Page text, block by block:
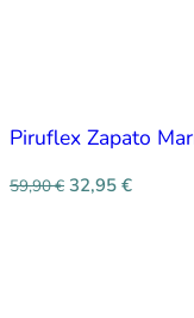
Piruflex Zapato
59,90€ 32,95 €